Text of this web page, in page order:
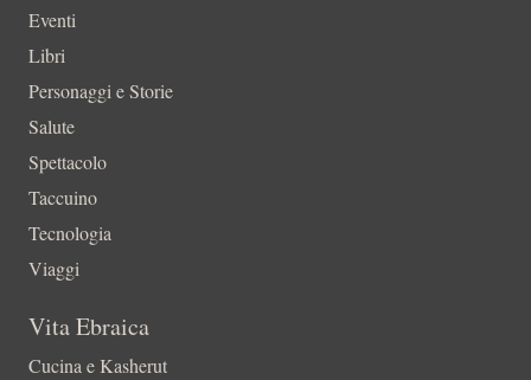
Eventi
Libri
Personaggi e Storie
Salute
Spettacolo
Taccuino
Tecnologia
Viaggi
Vita Ebraica
Cucina e Kasherut